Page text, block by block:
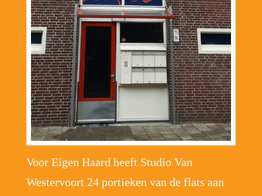
Voor Eigen Haard heeft Studio Van
Westervoort 24 portieken van de flats aan